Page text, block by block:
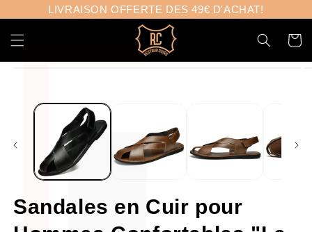
Γ
passer
contenu
LIVRAISON OFFERTE DES 49€ D'ACHAT!
Panier
Sandales en Cuir pour